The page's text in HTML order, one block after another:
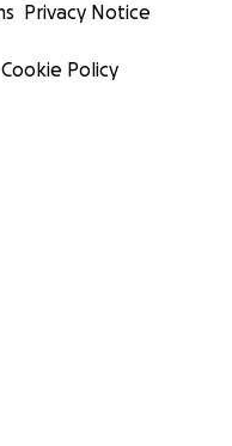
Privacy Notice
Cookie Policy